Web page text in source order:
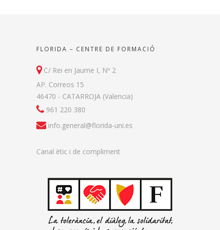
FLORIDA – CENTRE DE FORMACIÓ
C/ Rei en Jaume I, Nº 2
AP. Correos 15
46470 - CATARROJA (Valencia)
961 220 380
info.general@florida-uni.es
Canal ètic i de compliment